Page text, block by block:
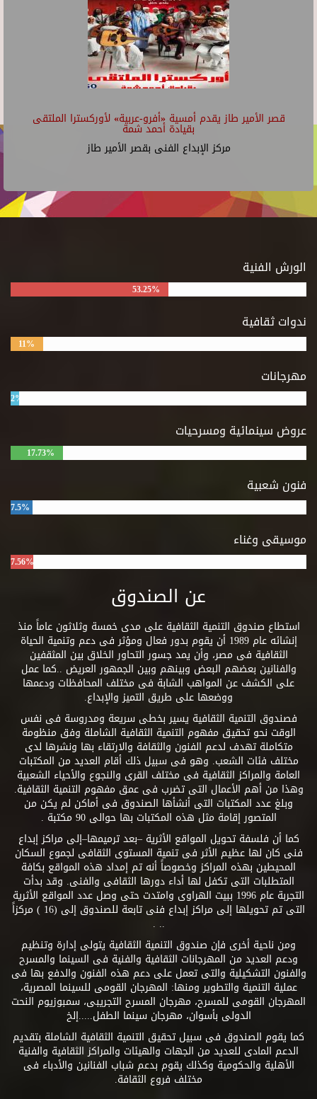
قصر الأمير طاز يقدم أمسية «أفرو-عربية» لأوركسترا الملتقى
بقيادة أحمد شمة
مركز الإبداع الفنى بقصر الأمير طاز
الورش الفنية
53.25%
ندوات ثقافية
11%
مهرجانات
2%
عروض سينمائية ومسرحيات
17.73%
فنون شعبية
7.5%
موسيقى وغناء
7.56%
عن الصندوق
استطاع صندوق التنمية الثقافية على مدى خمسة وثلاثون عاماً منذ
إنشائه عام 1989 أن يقوم بدور فعال ومؤثر فى دعم وتنمية الحياة
الثقافية فى مصر، وأن يمد جسور التحاور الخلاق بين المثقفين
والفنانين بعضهم البعض وبينهم وبين الجمهور العريض ..كما عمل
على الكشف عن المواهب الشابة فى مختلف المحافظات ودعمها
ووضعها على طريق التميز والإبداع.
فصندوق التنمية الثقافية يسير بخطى سريعة ومدروسة فى نفس
الوقت نحو تحقيق مفهوم التنمية الثقافية الشاملة وفق منظومة
متكاملة تهدف لدعم الفنون والثقافة والارتقاء بها ونشرها لدى
مختلف فئات الشعب. وهو فى سبيل ذلك أقام العديد من المكتبات
العامة والمراكز الثقافية فى مختلف القرى والنجوع والأحياء الشعبية
وهذا من أهم الأعمال التى تضرب فى عمق مفهوم التنمية الثقافية.
وبلغ عدد المكتبات التى أنشأها الصندوق فى أماكن لم يكن من
المتصور إقامة مثل هذه المكتبات بها حوالى 90 مكتبة .
كما أن فلسفة تحويل المواقع الأثرية –بعد ترميمها–إلى مراكز إبداع
فنى كان لها عظيم الأثر فى تنمية المستوى الثقافى لجموع السكان
المحيطين بهذه المراكز وخصوصاً أنه تم إمداد هذه المواقع بكافة
المتطلبات التى تكفل لها أداء دورها الثقافى والفنى. وقد بدأت
التجربة عام 1996 ببيت الهراوى وامتدت حتى وصل عدد المواقع الأثرية
التى تم تحويلها إلى مراكز إبداع فنى تابعة للصندوق إلى (16 ) مركزاً
.. .
ومن ناحية أخرى فإن صندوق التنمية الثقافية يتولى إدارة وتنظيم
ودعم العديد من المهرجانات الثقافية والفنية فى السينما والمسرح
والفنون التشكيلية والتى تعمل على دعم هذه الفنون والدفع بها فى
عملية التنمية والتطوير ومنها: المهرجان القومى للسينما المصرية،
المهرجان القومى للمسرح، مهرجان المسرح التجريبى، سمبوزيوم النحت
الدولى بأسوان، مهرجان سينما الطفل.....إلخ
كما يقوم الصندوق فى سبيل تحقيق التنمية الثقافية الشاملة بتقديم
الدعم المادى للعديد من الجهات والهيئات والمراكز الثقافية والفنية
الأهلية والحكومية وكذلك يقوم بدعم شباب الفنانين والأدباء فى
مختلف فروع الثقافة.